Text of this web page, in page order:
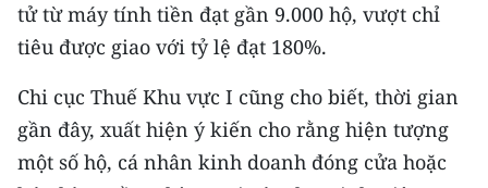
NHÂN DÂN HẰNG THÁNG
ĐỌC BÁO IN
tử từ máy tính tiền đạt gần 9.000 hộ, vượt chỉ
tiêu được giao với tỷ lệ đạt 180%.
Chi cục Thuế Khu vực I cũng cho biết, thời gian
gần đây, xuất hiện ý kiến cho rằng hiện tượng
một số hộ, cá nhân kinh doanh đóng cửa hoặc